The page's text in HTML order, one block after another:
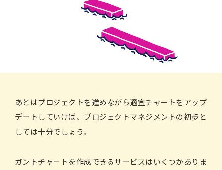
あとはプロジェクトを進めながら適宜チャートをアップ
デートしていけば、プロジェクトマネジメントの初歩と
しては十分でしょう。
ガントチャートを作成できるサービスはいくつかありま